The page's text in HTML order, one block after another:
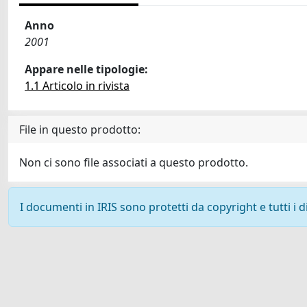
Anno
2001
Appare nelle tipologie:
1.1 Articolo in rivista
File in questo prodotto:
Non ci sono file associati a questo prodotto.
I documenti in IRIS sono protetti da copyright e tutti i